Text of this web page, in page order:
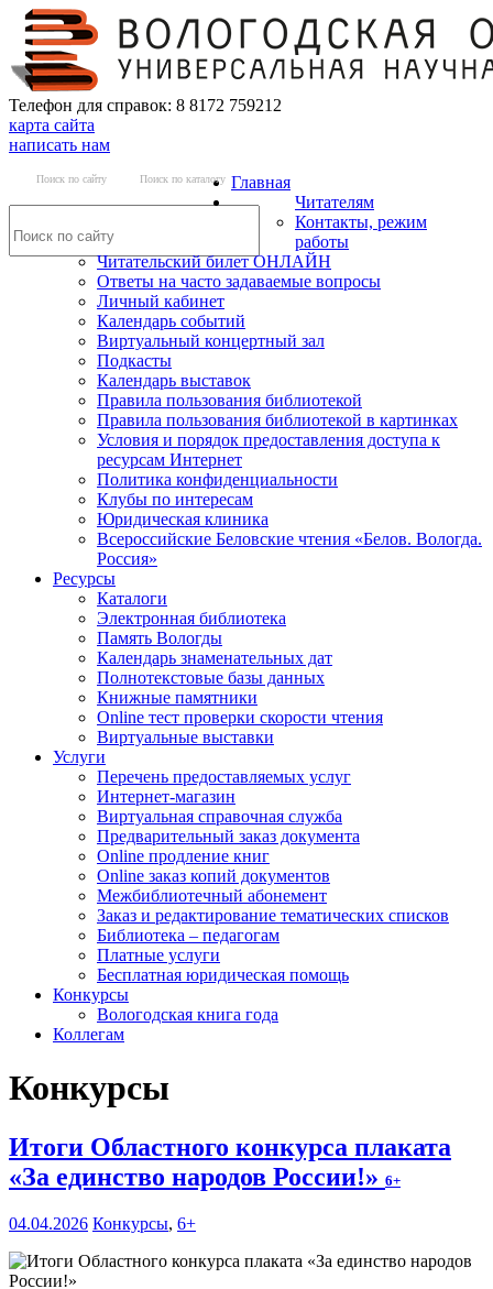
Телефон для справок: 8 8172 759212
карта сайта
написать нам
Поиск по сайту Поиск по каталогу Главная
Читателям
Контакты, режим
работы
Читательский билет ОНЛАЙН
Ответы на часто задаваемые вопросы
Личный кабинет
Календарь событий
Виртуальный концертный зал
Подкасты
Календарь выставок
Правила пользования библиотекой
Правила пользования библиотекой в картинках
Условия и порядок предоставления доступа к
ресурсам Интернет
Политика конфиденциальности
Клубы по интересам
Юридическая клиника
Всероссийские Беловские чтения «Белов. Вологда.
Россия»
Ресурсы
Каталоги
Электронная библиотека
Память Вологды
Календарь знаменательных дат
Полнотекстовые базы данных
Книжные памятники
Online тест проверки скорости чтения
Виртуальные выставки
Услуги
Перечень предоставляемых услуг
Интернет-магазин
Виртуальная справочная служба
Предварительный заказ документа
Online продление книг
Online заказ копий документов
Межбиблиотечный абонемент
Заказ и редактирование тематических списков
Библиотека – педагогам
Платные услуги
Бесплатная юридическая помощь
Конкурсы
Вологодская книга года
Коллегам
Конкурсы
Итоги Областного конкурса плаката
«За единство народов России!» 6+
04.04.2026 Конкурсы, 6+